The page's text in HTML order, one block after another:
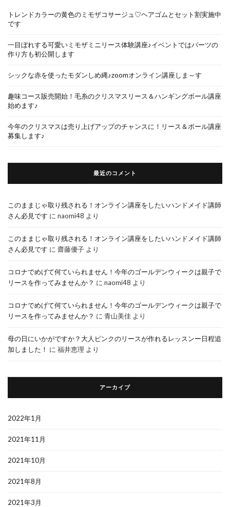
トレンドカラーの黄色のミモザコサージュ♡ヘアゴムとセット割実施中
です
一目ぼれする可愛いミモザミニリース体験講座♪イベントではパーツの
作り方も初公開します
シックな赤を使ったモダンしめ縄♪zoomオンライン講座しま～す
趣味コース販売開始！毛糸のクリスマスリース＆ハンギングボール講座
始めます♪
今年のクリスマスは売り上げアップのチャンスに！リース＆ボール講座
募集します♪
最近のコメント
このままじゃ取り残される！オンライン講座をしたいハンドメイド講師
さん必見です に naomi48 より
このままじゃ取り残される！オンライン講座をしたいハンドメイド講師
さん必見です に 齋藤優子 より
コロナでめげて何ていられません！今年のゴールデンウィークは親子で
リースを作ってみませんか？ に naomi48 より
コロナでめげて何ていられません！今年のゴールデンウィークは親子で
リースを作ってみませんか？ に 青山美佳 より
母の日にいかがですか？大人ピンクのリースが作れるレッスンー日程追
加しました！ に 福井恵理 より
アーカイブ
2022年1月
2021年11月
2021年10月
2021年8月
2021年3月